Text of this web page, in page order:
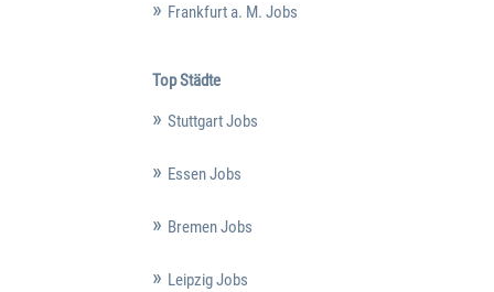
Frankfurt a. M. Jobs
Top Städte
Stuttgart Jobs
Essen Jobs
Bremen Jobs
Leipzig Jobs